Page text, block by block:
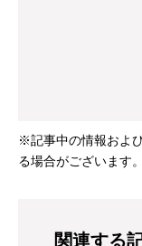
※記事中の情報およ
る場合がございます
関連する